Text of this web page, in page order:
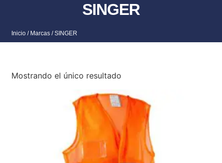
SINGER
Inicio / Marcas / SINGER
Mostrando el único resultado